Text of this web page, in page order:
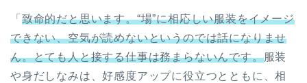
「 致命的だと思います。“場”に相応しい服装をイメージ
できない、空気が読めないというのでは話になりませ
ん。とても人と接する仕事は務まらないんです。服装
や身だしなみは、好感度アップに役立つとともに、相